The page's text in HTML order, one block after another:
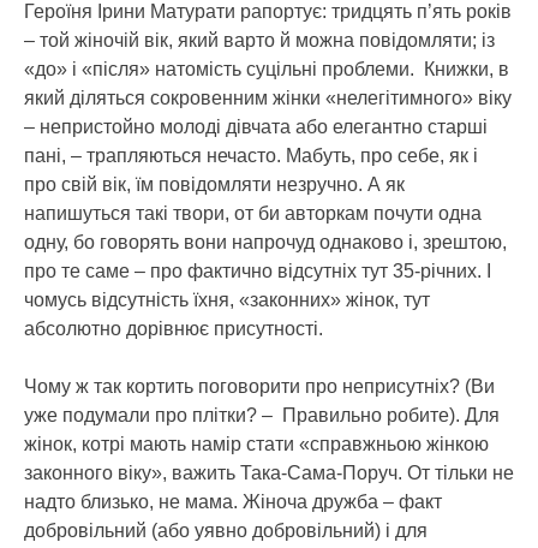
Героїня Ірини Матурати рапортує: тридцять п’ять років
– той жіночій вік, який варто й можна повідомляти; із
«до» і «після» натомість суцільні проблеми. Книжки, в
який діляться сокровенним жінки «нелегітимного» віку
– непристойно молоді дівчата або елегантно старші
пані, – трапляються нечасто. Мабуть, про себе, як і
про свій вік, їм повідомляти незручно. А як
напишуться такі твори, от би авторкам почути одна
одну, бо говорять вони напрочуд однаково і, зрештою,
про те саме – про фактично відсутніх тут 35-річних. І
чомусь відсутність їхня, «законних» жінок, тут
абсолютно дорівнює присутності.
Чому ж так кортить поговорити про неприсутніх? (Ви
уже подумали про плітки? – Правильно робите). Для
жінок, котрі мають намір стати «справжньою жінкою
законного віку», важить Така-Сама-Поруч. От тільки не
надто близько, не мама. Жіноча дружба – факт
добровільний (або уявно добровільний) і для